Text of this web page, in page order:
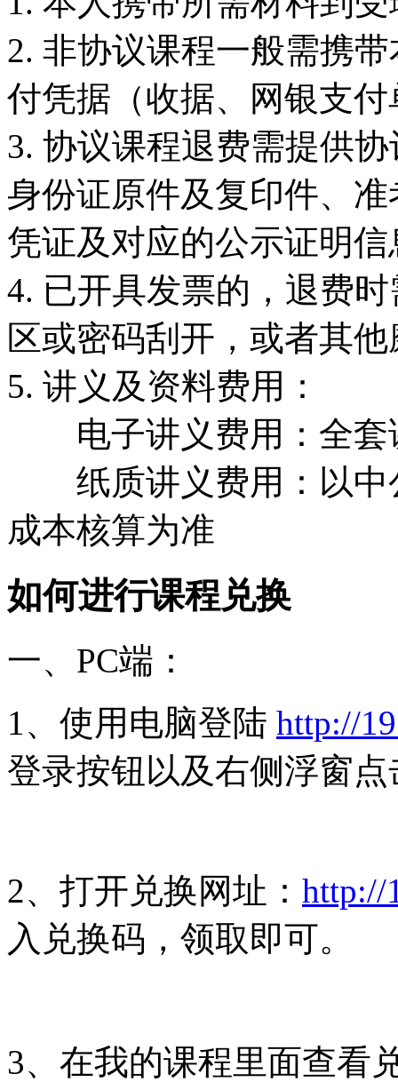
2. 非协议课程一般需携
付凭据（收据、网银支
3. 协议课程退费需提供
身份证原件及复印件、
凭证及对应的公示证明信
4. 已开具发票的，退费
区或密码刮开，或者其
5. 讲义及资料费用：
电子讲义费用：全套
纸质讲义费用：以中
成本核算为准
如何进行课程兑换
一、PC端：
1、使用电脑登陆 http://
登录按钮以及右侧浮窗点
2、打开兑换网址： http://
入兑换码，领取即可。
3、在我的课程里面查看